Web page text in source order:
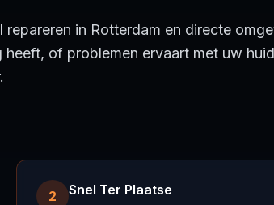
in Rotterdam en directe
of problemen ervaart met uw
2 Snel Ter Plaatse